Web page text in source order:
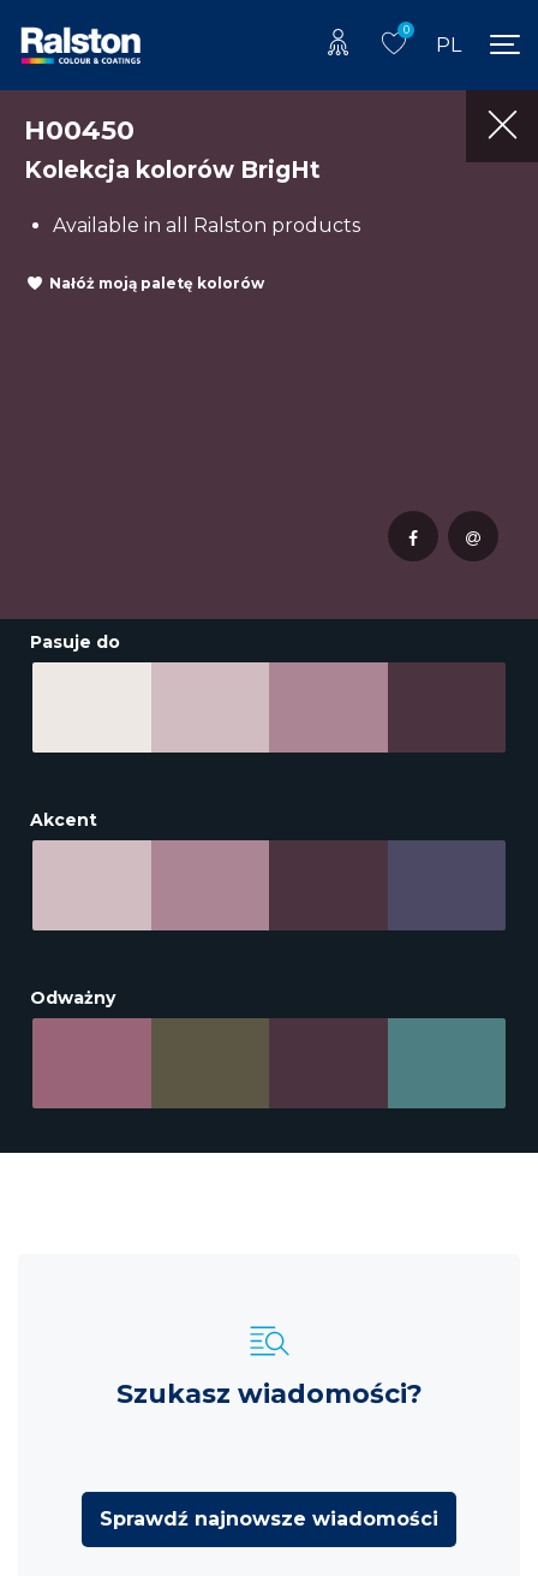
0
PL
H00450
Kolekcja kolorów BrigHt
Available in all Ralston products
Nałóż moją paletę kolorów
Pasuje do
Akcent
Odważny
Szukasz wiadomości?
Sprawdź najnowsze wiadomości